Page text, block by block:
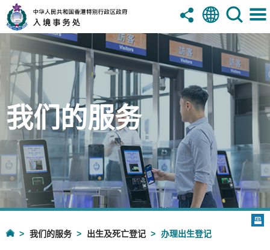
我们的服务
我们的服务 出生及死亡登记 办理出生登记